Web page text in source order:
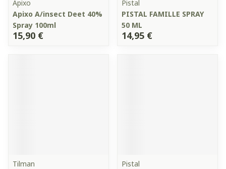
Apixo
Apixo A/insect Deet 40%
Spray 100ml
15,90 €
Pistal
PISTAL FAMILLE SPRAY
50 ML
14,95 €
Tilman
Pistal